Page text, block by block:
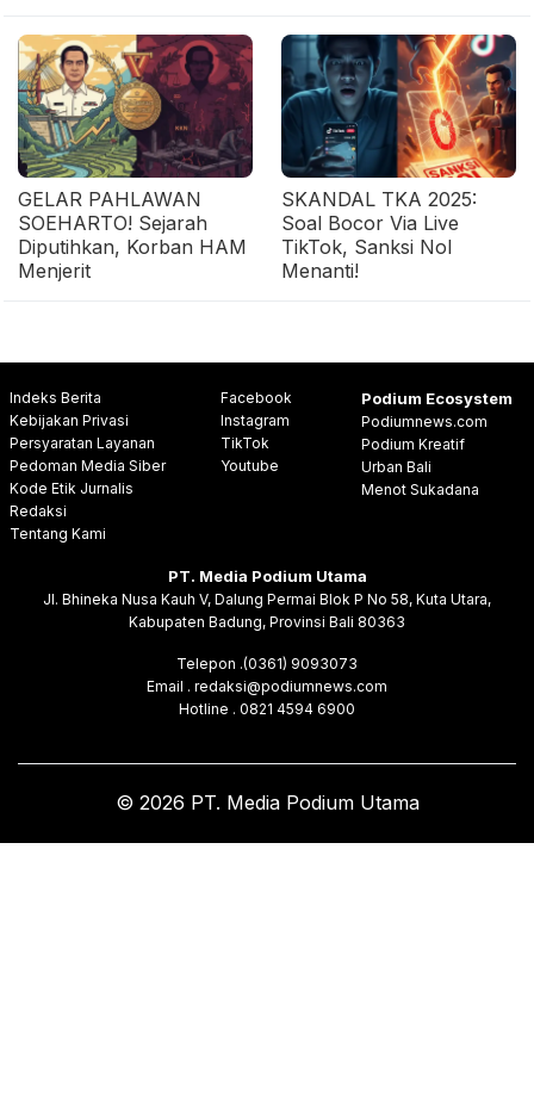
GELAR PAHLAWAN
SOEHARTO! Sejarah
Diputihkan, Korban HAM
Menjerit
SKANDAL TKA 2025:
Soal Bocor Via Live
TikTok, Sanksi Nol
Menanti!
Indeks Berita
Kebijakan Privasi
Persyaratan Layanan
Pedoman Media Siber
Kode Etik Jurnalis
Redaksi
Tentang Kami
Facebook
Instagram
TikTok
Youtube
Podium Ecosystem
Podiumnews.com
Podium Kreatif
Urban Bali
Menot Sukadana
PT. Media Podium Utama
Jl. Bhineka Nusa Kauh V, Dalung Permai Blok P No 58, Kuta Utara,
Kabupaten Badung, Provinsi Bali 80363
Telepon .(0361) 9093073
Email . redaksi@podiumnews.com
Hotline . 0821 4594 6900
© 2026 PT. Media Podium Utama